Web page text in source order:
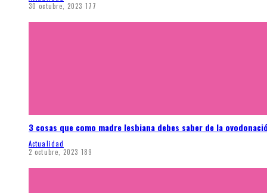
30 octubre, 2023 177
3 cosas que como madre lesbiana debes saber de la
Actualidad
2 octubre, 2023 189